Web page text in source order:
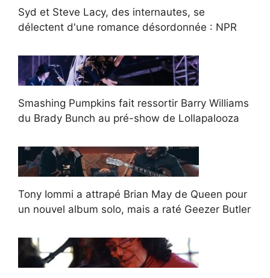
Syd et Steve Lacy, des internautes, se
délectent d'une romance désordonnée : NPR
Smashing Pumpkins fait ressortir Barry Williams
du Brady Bunch au pré-show de Lollapalooza
Tony Iommi a attrapé Brian May de Queen pour
un nouvel album solo, mais a raté Geezer Butler